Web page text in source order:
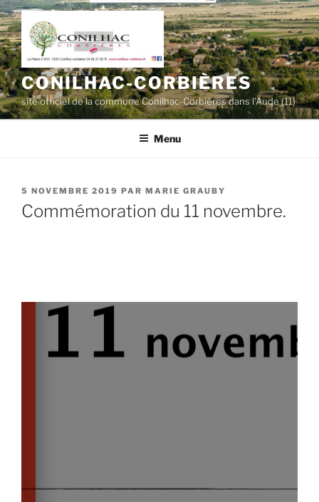
Aller
au
contenu
principal
CONILHAC-CORBIÈRES
site officiel de la commune Conilhac-Corbières dans l'Aude (11)
Menu
PUBLIÉ
LE
5 NOVEMBRE 2019 PAR MARIE GRAUBY
Commémoration du 11 novembre.